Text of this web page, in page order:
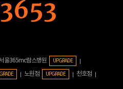
울365mc람스병원 UPGRADE
노원점 UPGRADE
천호점